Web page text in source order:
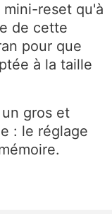
mini-reset qu'à
de cette
pour que
à la taille
gros et
: le réglage